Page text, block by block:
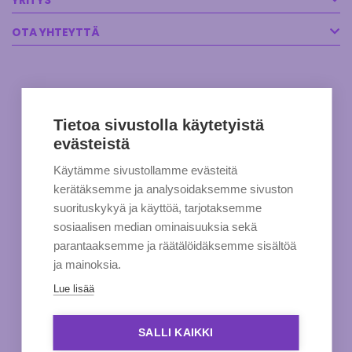
OTA YHTEYTTÄ
Tietoa sivustolla käytetyistä
evästeistä
Käytämme sivustollamme evästeitä
kerätäksemme ja analysoidaksemme sivuston
suorituskykyä ja käyttöä, tarjotaksemme
sosiaalisen median ominaisuuksia sekä
parantaaksemme ja räätälöidäksemme sisältöä
ja mainoksia.
Lue lisää
SALLI KAIKKI